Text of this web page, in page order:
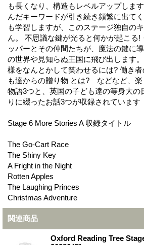
も長くなり、構造もレベルアップしま
んだキーワードが引き続き頻繁に出て
も学習しますが、このステージ独自の
ん。 不思議な鍵が光ると何かが起こる!
ッパーとその仲間たちが、魔法の鍵に
の世界や見知らぬ王国に飛び出します
様をなんとかして笑わせるには? 働き
も達からの贈り物 とは? などなど、
物語3つと、英国の子ども達の等身大の
りに綴ったお話3つが収録されています
Stage 6 More Stories A 収録タイトル
The Go-Cart Race
The Shiny Key
A Fright in the Night
Rotten Apples
The Laughing Princes
Christmas Adventure
関連商品
Oxford Reading Tree